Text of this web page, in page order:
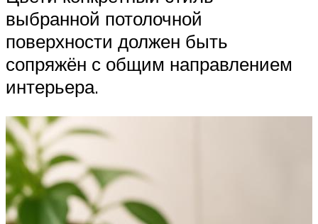
выбранной потолочной
поверхности должен быть
сопряжён с общим направлением
интерьера.